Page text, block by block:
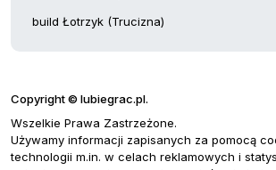
build Łotrzyk (Trucizna)
Copyright © lubiegrac.pl.
Wszelkie Prawa Zastrzeżone.
Używamy informacji zapisanych za pomocą
technologii m.in. w celach reklamowych i